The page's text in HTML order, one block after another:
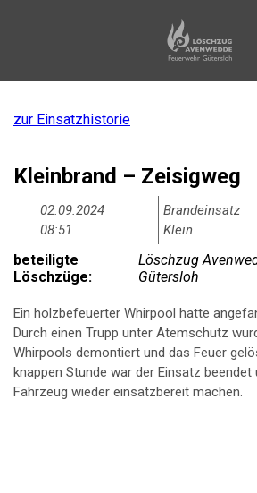
zur Einsatzhistorie
Kleinbrand – Zeisigweg
02.09.2024
08:51
Brandeinsatz
Klein
beteiligte
Löschzüge:
Löschzug
Gütersloh
Ein holzbefeuerter Whirpool hatte
Durch einen Trupp unter Atemschutz
Whirpools demontiert und das Feuer
knappen Stunde war der Einsatz
Fahrzeug wieder einsatzbereit machen.